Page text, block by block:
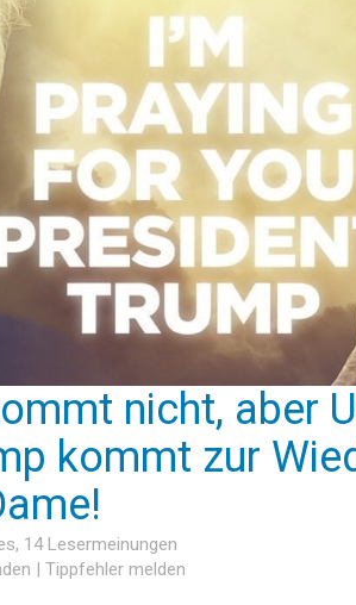
nicht, aber
kommt zur
, 14 Lesermeinungen
| Tippfehler melden